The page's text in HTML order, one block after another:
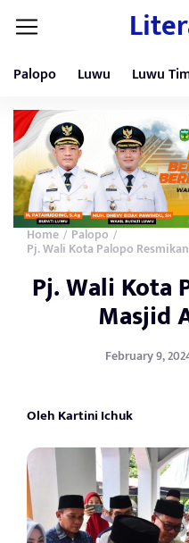
Palopo Luwu Luwu
Home / Palopo /
Pj. Wali Kota Palopo
Pj. Wali Kota
Masjid
February 9,
Oleh Kartini Ichuk